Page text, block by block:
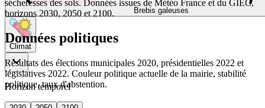
Brebis galeuses
Climat
Horizon temporel
sécheresses des sols. Données issues de Météo France et du GIEC,
horizons 2030, 2050 et 2100.
Données politiques
Résultats des élections municipales 2020, présidentielles 2022 et
législatives 2022. Couleur politique actuelle de la mairie, stabilité
politique, taux d'abstention.